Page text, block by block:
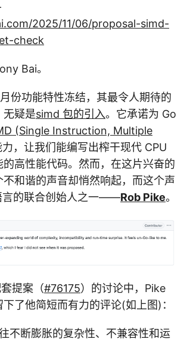
2025/11/06/proposal-simd-
check
Bai。
份功能特性冻结，其最令人期待的
无疑是simd 包的引入。它承诺为 Go
(Single Instruction, Multiple
，让我们能编写出榨干现代 CPU
的高性能代码。然而，在这片兴奋的
不和谐的声音却悄然响起，而这个声
言的联合创始人之一——Rob Pike。
提案（#76175）的讨论中，Pike
了他简短而有力的评论(如上图)：
不断膨胀的复杂性、不兼容性和运